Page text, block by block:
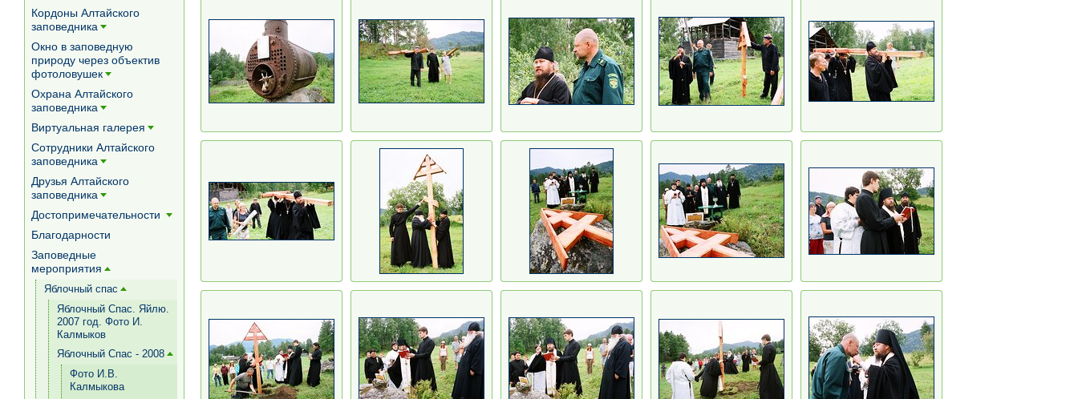
Кордоны Алтайского
заповедника
Окно в заповедную
природу через объектив
фотоловушек
Охрана Алтайского
заповедника
Виртуальная галерея
Сотрудники Алтайского
заповедника
Друзья Алтайского
заповедника
Достопримечательности
Благодарности
Заповедные
мероприятия [+]
Яблочный спас [+]
Яблочный Спас. Яйлю.
2007 год. Фото И.
Калмыков
Яблочный Спас - 2008 [+]
Фото И.В.
Калмыкова